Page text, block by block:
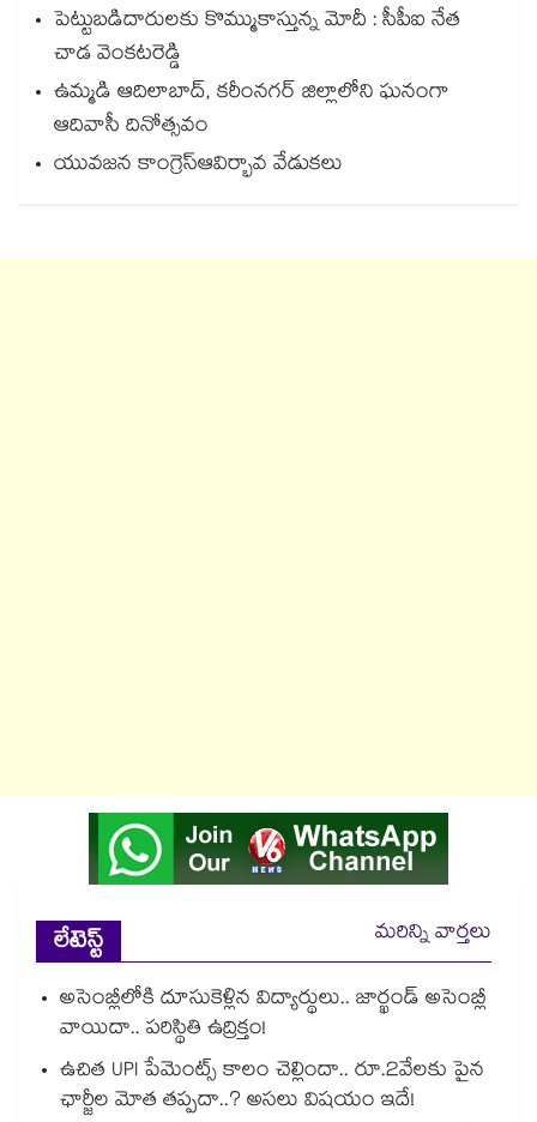
పెట్టుబడిదారులకు కొమ్ముకాస్తున్న మోదీ : సీపీఐ నేత
చాడ వెంకటరెడ్డి
ఉమ్మడి ఆదిలాబాద్, కరీంనగర్ జిల్లాలోని ఘనంగా
ఆదివాసీ దినోత్సవం
యువజన కాంగ్రెస్ఆవిర్భావ వేడుకలు
లేటెస్ట్
మరిన్ని వార్తలు
అసెంబ్లీలోకి దూసుకెళ్లిన విద్యార్థులు.. జార్ఖండ్ అసెంబ్లీ
వాయిదా.. పరిస్థితి ఉద్రిక్తం!
ఉచిత UPI పేమెంట్స్ కాలం చెల్లిందా.. రూ.2వేలకు పైన
ఛార్జీల మోత తప్పదా..? అసలు విషయం ఇదే!